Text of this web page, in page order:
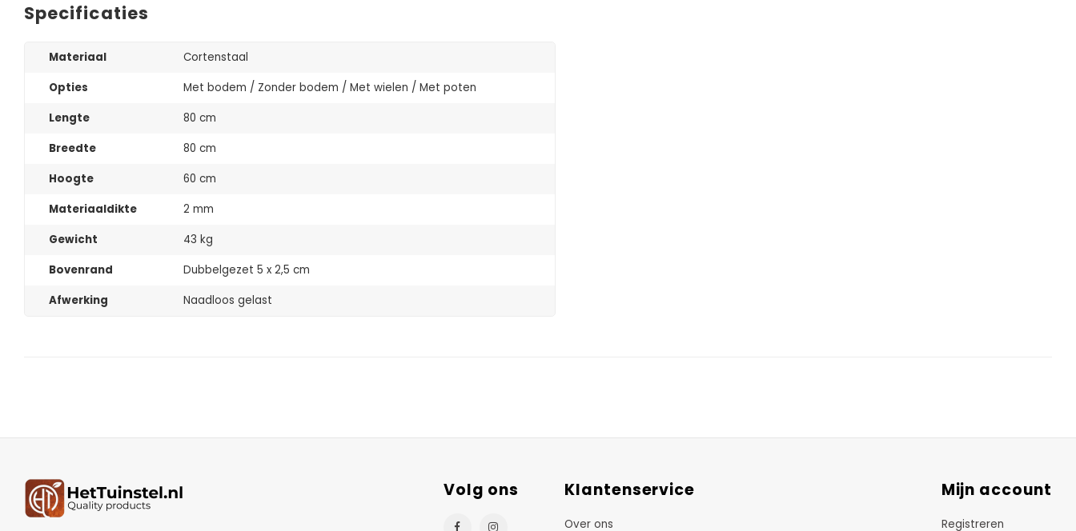
Specificaties
Materiaal
Cortenstaal
Opties
Met bodem / Zonder bodem / Met wielen / Met poten
Lengte
80 cm
Breedte
80 cm
Hoogte
60 cm
Materiaaldikte
2 mm
Gewicht
43 kg
Bovenrand
Dubbelgezet 5 x 2,5 cm
Afwerking
Naadloos gelast
Volg ons Klantenservice
Over ons
Mijn account
Registreren